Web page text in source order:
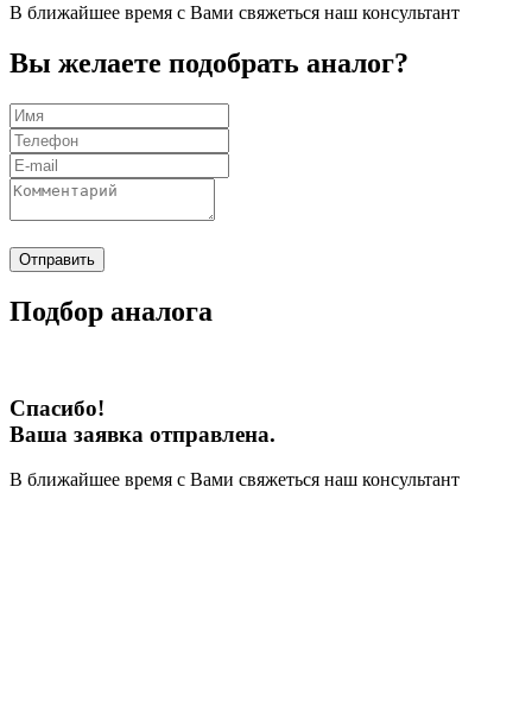
В ближайшее время с Вами свяжеться наш консультант
Вы желаете подобрать аналог?
Отправить
Подбор аналога
Спасибо!
Ваша заявка отправлена.
В ближайшее время с Вами свяжеться наш консультант